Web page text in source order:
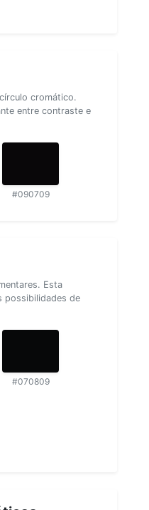
cromático.
entre contraste e
#090709
Esta
possibilidades de
#070809